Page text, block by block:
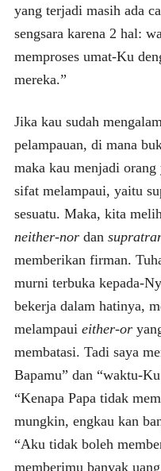
yang terjadi masih ada
sengsara karena 2 hal:
memproses umat-Ku
mereka.”
Jika kau sudah
pelampauan, di mana
maka kau menjadi
sifat melampaui, yaitu
sesuatu. Maka, kita
neither-nordan
memberikan firman.
murni terbuka kepada-
bekerja dalam hatinya,
melampaui either-or
membatasi. Tadi saya
Bapamu” dan “waktu-
“Kenapa Papa tidak
mungkin, engkau kan
“Aku tidak boleh
memberimu banyak